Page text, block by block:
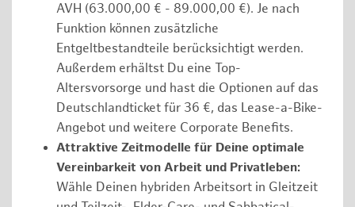
AVH (63.000,00 € - 89.000,00 €). Je nach
Funktion können zusätzliche
Entgeltbestandteile berücksichtigt werden.
Außerdem erhältst Du eine Top-
Altersvorsorge und hast die Optionen auf das
Deutschlandticket für 36 €, das Lease-a-Bike-
Angebot und weitere Corporate Benefits.
Attraktive Zeitmodelle für Deine optimale
Vereinbarkeit von Arbeit und Privatleben:
Wähle Deinen hybriden Arbeitsort in Gleitzeit